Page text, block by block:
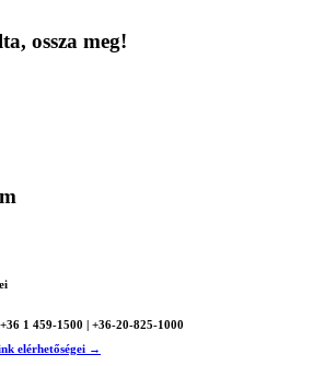
ossza meg!
+36 1 459-1500 | +36-20-825-1000
elérhetőségei →